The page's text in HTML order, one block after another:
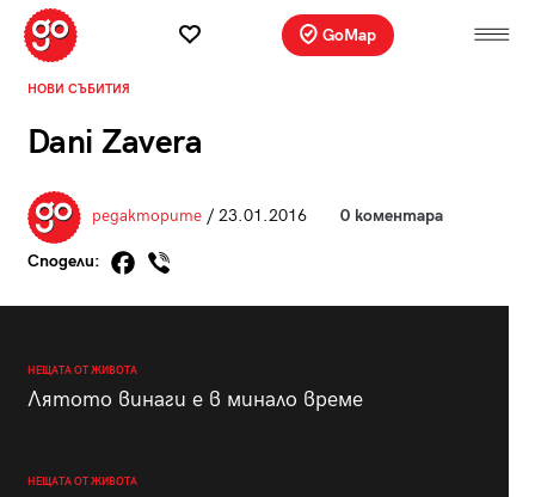
GoMap
НОВИ СЪБИТИЯ
Dani Zavera
редакторите/ 23.01.2016 0 коментара
Сподели:
НЕЩАТА ОТ ЖИВОТА
Лятото винаги е в минало време
НЕЩАТА ОТ ЖИВОТА